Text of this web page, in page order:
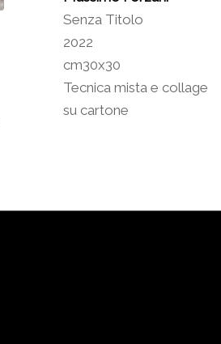
Senza Titolo
2022
cm30x30
Tecnica mista e collage
su cartone